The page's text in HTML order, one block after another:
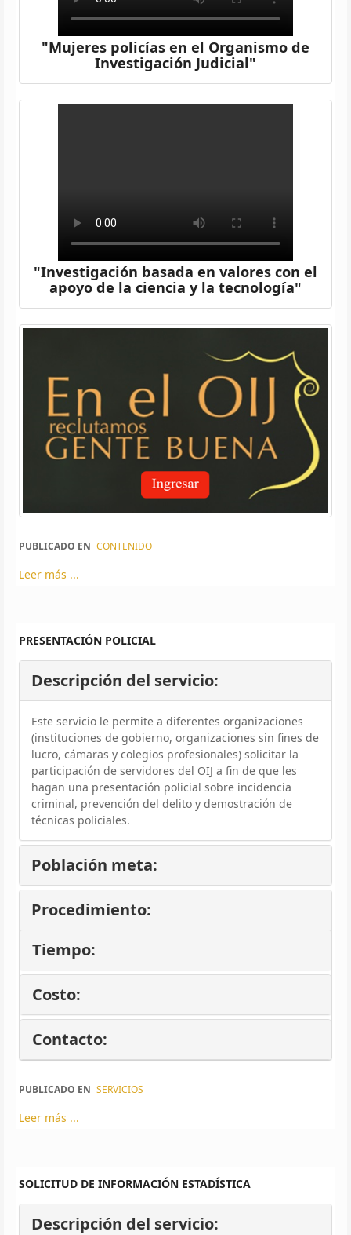
"Mujeres policías en el Organismo de
Investigación Judicial"
"Investigación basada en valores con el
apoyo de la ciencia y la tecnología"
PUBLICADO EN CONTENIDO
Leer más ...
PRESENTACIÓN POLICIAL
Descripción del servicio:
Este servicio le permite a diferentes organizaciones
(instituciones de gobierno, organizaciones sin fines de
lucro, cámaras y colegios profesionales) solicitar la
participación de servidores del OIJ a fin de que les
hagan una presentación policial sobre incidencia
criminal, prevención del delito y demostración de
técnicas policiales.
Población meta:
Procedimiento:
Tiempo:
Costo:
Contacto:
PUBLICADO EN SERVICIOS
Leer más ...
SOLICITUD DE INFORMACIÓN ESTADÍSTICA
Descripción del servicio: